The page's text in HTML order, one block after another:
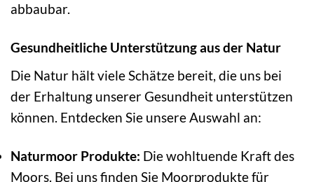
abbaubar.
Gesundheitliche Unterstützung aus der Natur
Die Natur hält viele Schätze bereit, die uns bei
der Erhaltung unserer Gesundheit unterstützen
können. Entdecken Sie unsere Auswahl an:
Naturmoor Produkte: Die wohltuende Kraft des
Moors. Bei uns finden Sie Moorprodukte für